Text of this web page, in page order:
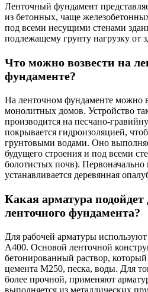
Ленточный фундамент
из бетонных, чаще
под всеми несущими стенами
подлежащему грунту нагрузку от
Что можно возвести на
фундаменте?
На ленточном фундаменте можно
монолитных домов. Устройство
производится на песчано-
покрывается гидроизоляцией,
грунтовыми водами. Оно
будущего строения и под всеми
болотистых почв). Первоначально
устанавливается деревянная
Какая арматура
ленточного фундамента?
Для рабочей арматуры
А400. Основой ленточной
бетонированный раствор, который
цемента М250, песка, воды. Для
более прочной, применяют
выполняется из металлических